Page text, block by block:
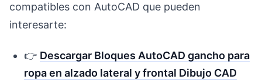
compatibles con AutoCAD que pueden
interesarte:
👉 Descargar Bloques AutoCAD gancho para
ropa en alzado lateral y frontal Dibujo CAD